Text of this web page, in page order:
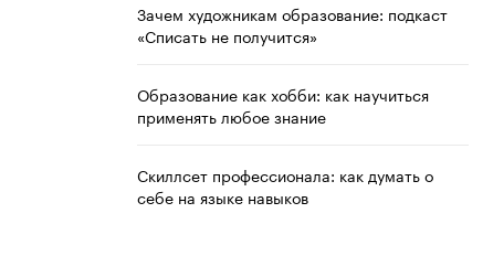
Зачем художникам образование: подкаст
«Списать не получится»
Образование как хобби: как научиться
применять любое знание
Скиллсет профессионала: как думать о
себе на языке навыков